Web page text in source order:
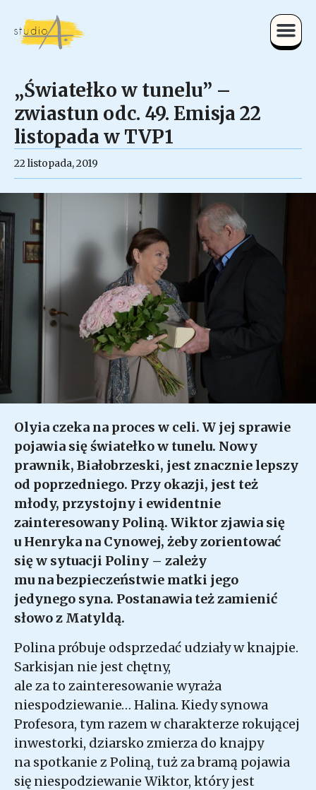
„Światełko w tunelu” –
zwiastun odc. 49. Emisja 22
listopada w TVP1
22 listopada, 2019
Olyia czeka na proces w celi. W jej sprawie
pojawia się światełko w tunelu. Nowy
prawnik, Białobrzeski, jest znacznie lepszy
od poprzedniego. Przy okazji, jest też
młody, przystojny i ewidentnie
zainteresowany Poliną. Wiktor zjawia się
u Henryka na Cynowej, żeby zorientować
się w sytuacji Poliny – zależy
mu na bezpieczeństwie matki jego
jedynego syna. Postanawia też zamienić
słowo z Matyldą.
Polina próbuje odsprzedać udziały w knajpie.
Sarkisjan nie jest chętny,
ale za to zainteresowanie wyraża
niespodziewanie… Halina. Kiedy synowa
Profesora, tym razem w charakterze rokującej
inwestorki, dziarsko zmierza do knajpy
na spotkanie z Poliną, tuż za bramą pojawia
się niespodziewanie Wiktor, który jest